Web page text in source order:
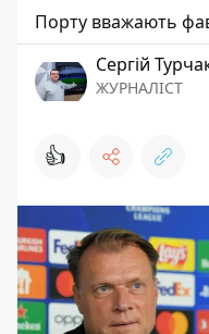
Порту вважають
Сергій
ЖУРНАЛІСТ
👍